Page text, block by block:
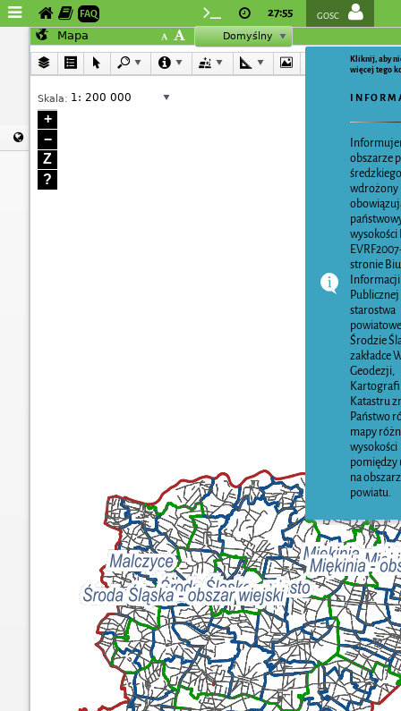
Mapa
FAQ GOSC
27:55
Domyślny
Mapa
+
−
Z
?
Skala: 1: 200 000 ukł. 2000
Kliknij, aby
więcej tego
I N F O R M
obszarze
wdrożony
wysokości
stronie
Informacji
Publicznej
starostwa
Środzie
zakładce
Geodezji,
Katastru
Państwo
mapy
wysokości
pomiędzy
na
powiatu.